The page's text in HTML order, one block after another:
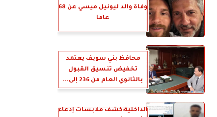
وفاة والد ليونيل ميسي عن 68
عاما
محافظ بني سويف يعتمد
تخفيض تنسيق القبول
بالثانوي العام من 236 إلى...
الداخلية:كشف ملابسات إدعاء